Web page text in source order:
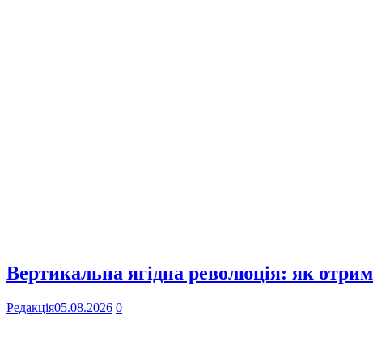
Вертикальна ягідна революція: як
Редакція05.08.2026 0